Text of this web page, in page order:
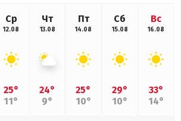
Ср
12.08
25°
11°
Чт
13.08
24°
9°
Пт
14.08
25°
10°
Сб
15.08
29°
10°
Вс
16.08
33°
14°